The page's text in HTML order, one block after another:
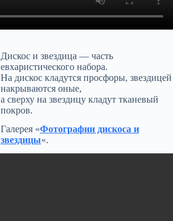
Дискос и звездица — часть
евхаристического набора.
На дискос кладутся просфоры, звездицей
накрываются оные,
а сверху на звездицу кладут тканевый
покров.
Галерея «Фотографии дискоса и
звездицы«.